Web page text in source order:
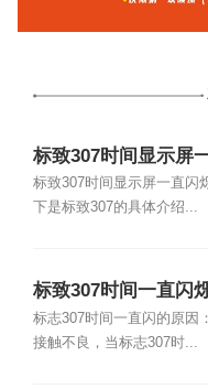
标致307时间显示屏
因怎样调整
标致307时间显示屏一直闪
下是标致307的具体介绍...
标致307时间一直闪
标志307时间一直闪的原因
接触不良，当标志307时...